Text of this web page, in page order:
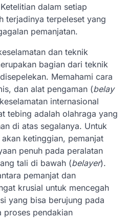
dalam setiap
terjadinya terpeleset yang
pemanjatan.
dan teknik
bagian dari teknik
Memahami cara
dan alat pengaman (belay
internasional
tebing adalah olahraga yang
di atas segalanya. Untuk
ketinggian, pemanjat
penuh pada peralatan
tali di bawah (belayer).
pemanjat dan
krusial untuk mencegah
yang bisa berujung pada
proses pendakian